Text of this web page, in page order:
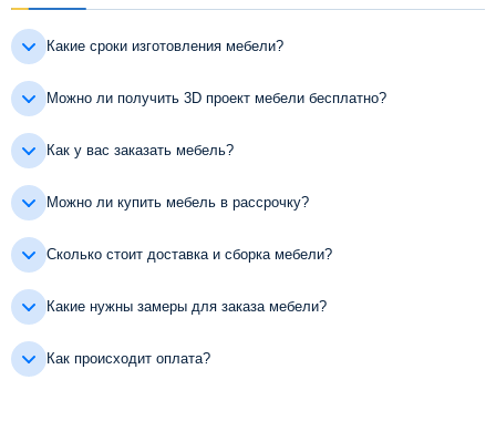
Какие сроки изготовления мебели?
Можно ли получить 3D проект мебели бесплатно?
Как у вас заказать мебель?
Можно ли купить мебель в рассрочку?
Сколько стоит доставка и сборка мебели?
Какие нужны замеры для заказа мебели?
Как происходит оплата?